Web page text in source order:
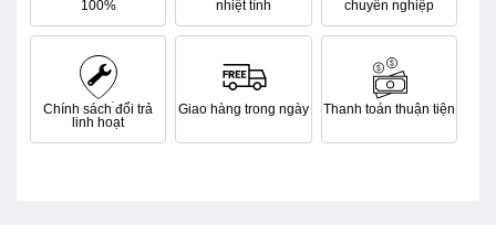
100%
nhiệt tình
chuyên nghiệp
Chính sách đổi trả
linh hoạt
Giao hàng trong ngày Thanh toán thuận tiện